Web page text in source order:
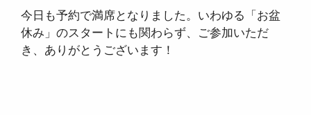
今日も予約で満席となりました。いわゆる「お盆
休み」のスタートにも関わらず、ご参加いただ
き、ありがとうございます！